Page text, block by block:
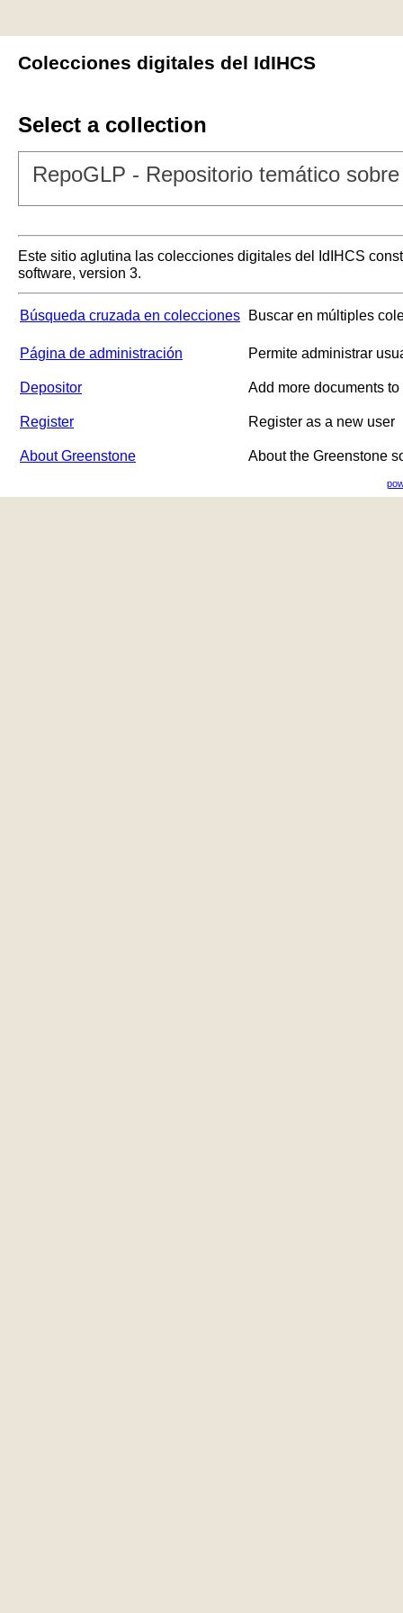
Colecciones digitales del IdIHCS
Select a collection
RepoGLP - Repositorio temático
Este sitio aglutina las colecciones digitales del IdIHCS
software, version 3.
Búsqueda cruzada en colecciones Buscar en múltiples
Página de administración Permite administrar
Depositor Add more documents
Register Register as a new user
About Greenstone About the Greenstone